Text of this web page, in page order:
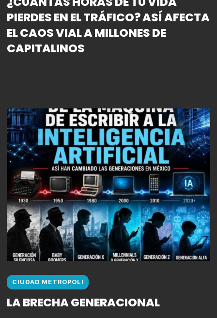
PIERDES EN EL TRÁFICO? ASÍ AFECTA
EL CAOS VIAL A MILLONES DE
CAPITALINOS
CIUDAD METROPOLI
LA BRECHA GENERACIONAL